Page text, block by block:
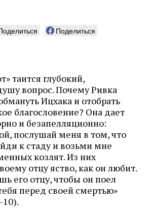
Поделиться
таится глубокий,
вопрос. Почему Ривка
Ицхака и отобрать
благословение? Она дает
и безапелляционно:
послушай меня в том, что
к стаду и возьми мне
козлят. Из них
отцу яство, как он любит.
его отцу, чтобы он поел
перед своей смертью»